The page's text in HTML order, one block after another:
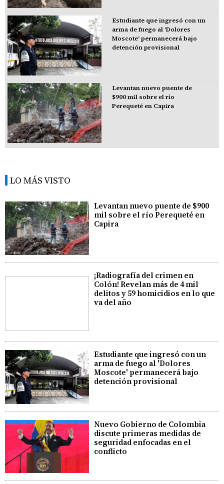
Estudiante que ingresó con un
arma de fuego al 'Dolores
Moscote' permanecerá bajo
detención provisional
Levantan nuevo puente de
$900 mil sobre el río
Perequeté en Capira
LO MÁS VISTO
Levantan nuevo puente de $900
mil sobre el río Perequeté en
Capira
¡Radiografía del crimen en
Colón! Revelan más de 4 mil
delitos y 59 homicidios en lo que
va del año
Estudiante que ingresó con un
arma de fuego al 'Dolores
Moscote' permanecerá bajo
detención provisional
Nuevo Gobierno de Colombia
discute primeras medidas de
seguridad enfocadas en el
conflicto